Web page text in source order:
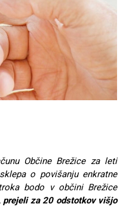
Občine Brežice za leti
o povišanju enkratne
bodo v občini Brežice
prejeli za 20 odstotkov višjo